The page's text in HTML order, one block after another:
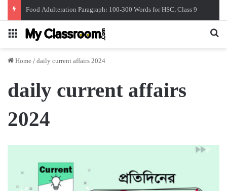
Food Adulteration Paragraph: 100-300 Words for HSC, Class 9
Menu
Home / daily current affairs 2024
daily current affairs
2024